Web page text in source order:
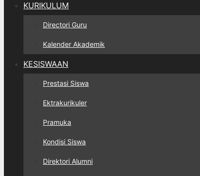
KURIKULUM
Directori Guru
Kalender Akademik
KESISWAAN
Prestasi Siswa
Ektrakurikuler
Pramuka
Kondisi Siswa
Direktori Alumni